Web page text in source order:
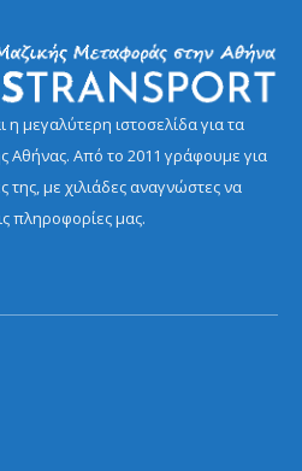
μεγαλύτερη ιστοσελίδα για τα
Αθήνας. Από το 2011 γράφουμε για
της, με χιλιάδες αναγνώστες να
πληροφορίες μας.